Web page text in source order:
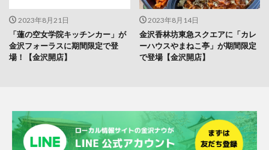
2023年8月21日
「蓮の空女学院キッチンカー」が
金沢フォーラスに期間限定で登
場！【金沢開店】
2023年8月14日
金沢香林坊東急スクエアに「カレ
ーハウスやまねこ亭」が期間限定
で登場【金沢開店】